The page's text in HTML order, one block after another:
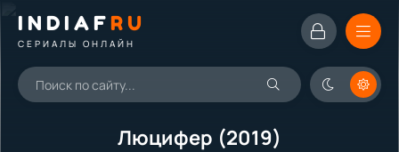
INDIAFRU
СЕРИАЛЫ ОНЛАЙН
Люцифер (2019)